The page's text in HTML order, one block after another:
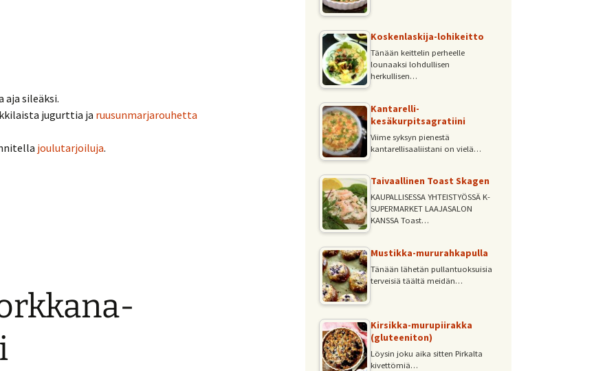
aja sileäksi.
jugurttia ja ruusunmarjarouhetta
joulutarjoiluja.
Koskenlaskija-lohikeitto
Tänään keittelin perheelle
lounaaksi lohdullisen
herkullisen…
Kantarelli-
kesäkurpitsagratiini
Viime syksyn pienestä
kantarellisaaliistani on vielä…
Taivaallinen Toast Skagen
KAUPALLISESSA YHTEISTYÖSSÄ K-
SUPERMARKET LAAJASALON
KANSSA Toast…
Mustikka-mururahkapulla
Tänään lähetän pullantuoksuisia
terveisiä täältä meidän…
Kirsikka-murupiirakka
(gluteeniton)
Löysin joku aika sitten Pirkalta
kivettömiä…